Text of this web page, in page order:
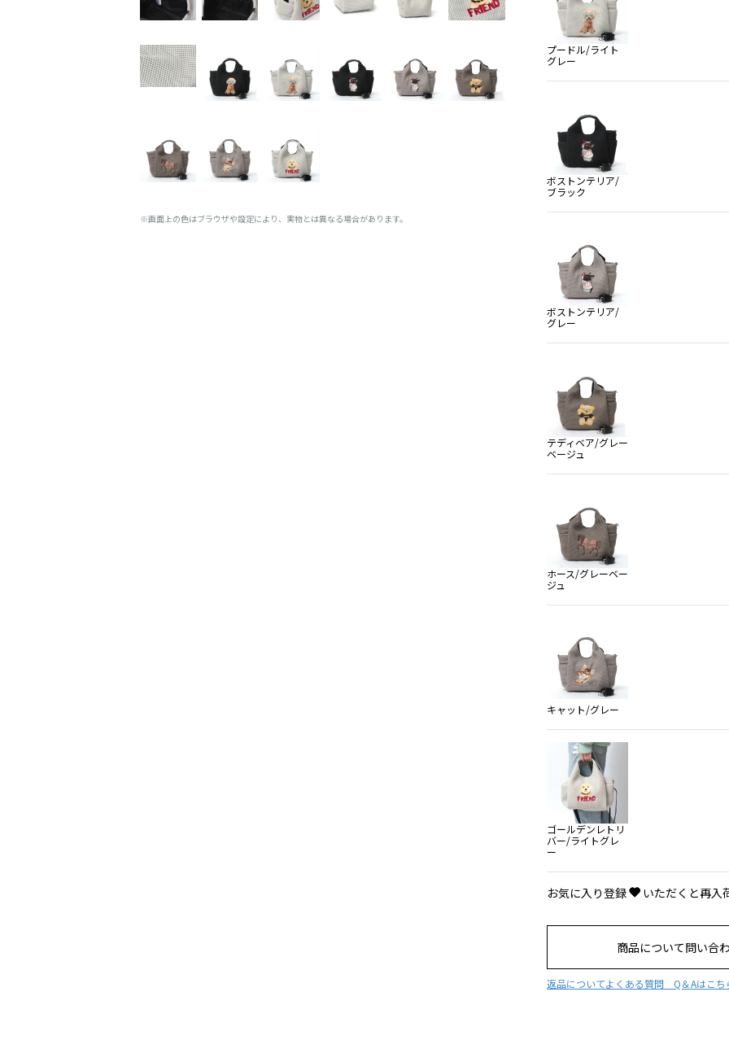
※画面上の色はブラウザや設定により、実物とは異なる場合があります。
プードル/ライト
グレー
ボストンテリア/
ブラック
ボストンテリア/
グレー
テディベア/グレー
ベージュ
ホース/グレーベー
ジュ
キャット/グレー
ゴールデンレトリ
バー/ライトグレ
ー
お気に入り登録 いただくと再入
商品について問い合
返品についてよくある質問 Q＆Aはこち